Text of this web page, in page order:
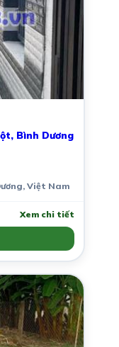
Bình Dương
Việt Nam
Xem chi tiết